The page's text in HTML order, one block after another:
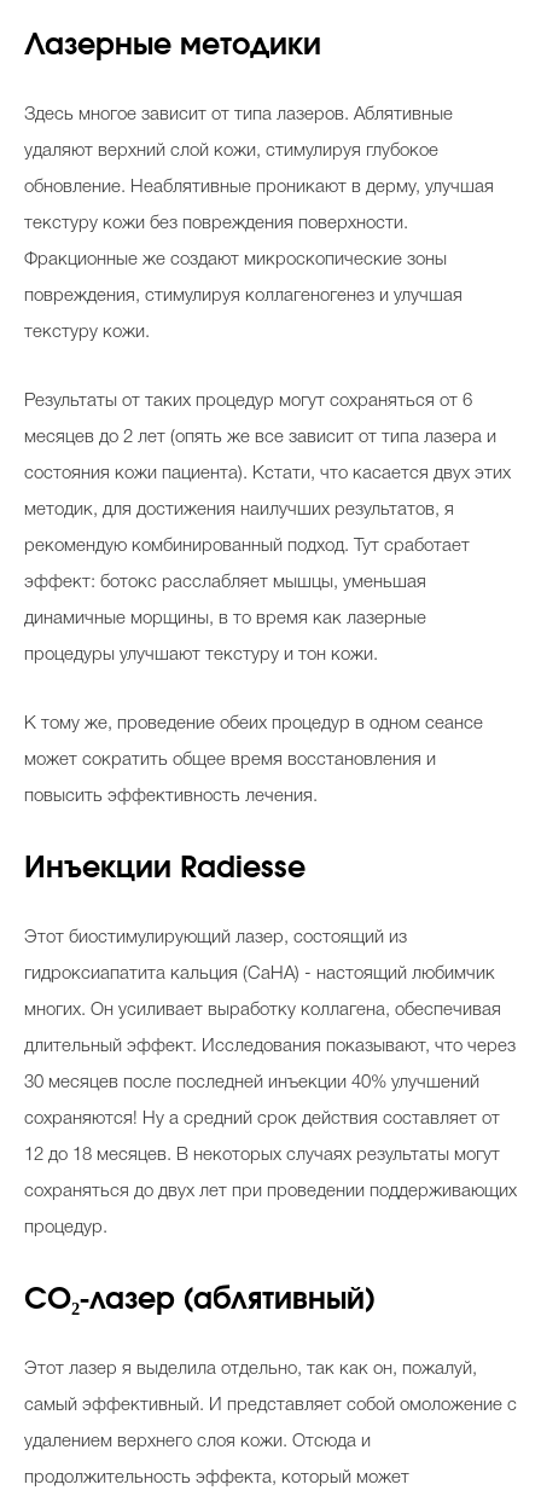
Лазерные методики
Здесь многое зависит от типа лазеров. Аблятивные
удаляют верхний слой кожи, стимулируя глубокое
обновление. Неаблятивные проникают в дерму, улучшая
текстуру кожи без повреждения поверхности.
Фракционные же создают микроскопические зоны
повреждения, стимулируя коллагеногенез и улучшая
текстуру кожи.
Результаты от таких процедур могут сохраняться от 6
месяцев до 2 лет (опять же все зависит от типа лазера и
состояния кожи пациента). Кстати, что касается двух этих
методик, для достижения наилучших результатов, я
рекомендую комбинированный подход. Тут сработает
эффект: ботокс расслабляет мышцы, уменьшая
динамичные морщины, в то время как лазерные
процедуры улучшают текстуру и тон кожи.
К тому же, проведение обеих процедур в одном сеансе
может сократить общее время восстановления и
повысить эффективность лечения.
Инъекции Radiesse
Этот биостимулирующий лазер, состоящий из
гидроксиапатита кальция (CaHA) - настоящий любимчик
многих. Он усиливает выработку коллагена, обеспечивая
длительный эффект. Исследования показывают, что через
30 месяцев после последней инъекции 40% улучшений
сохраняются! Ну а средний срок действия составляет от
12 до 18 месяцев. В некоторых случаях результаты могут
сохраняться до двух лет при проведении поддерживающих
процедур.
CO₂-лазер (аблятивный)
Этот лазер я выделила отдельно, так как он, пожалуй,
самый эффективный. И представляет собой омоложение с
удалением верхнего слоя кожи. Отсюда и
продолжительность эффекта, который может